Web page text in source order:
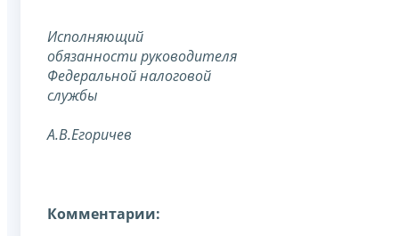
Исполняющий
обязанностируководителя
Федеральнойналоговой
службы
А.В.Егоричев
Комментарии: